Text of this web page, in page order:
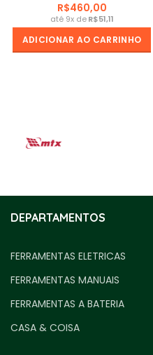
R$
R$
ADICIONAR AO CARRINHO
DEPARTAMENTOS
FERRAMENTAS ELETRICAS
FERRAMENTAS MANUAIS
FERRAMENTAS A BATERIA
CASA & COISA